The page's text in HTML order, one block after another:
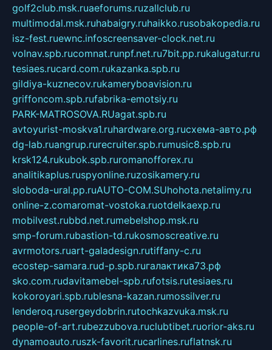
golf2club.msk.ruaeforums.ruzallclub.ru
multimodal.msk.ruhabaigry.ruhaikko.rusobakopedia.ru
isz-fest.ruewnc.infoscreensaver-clock.net.ru
volnav.spb.rucomnat.runpf.net.ru7bit.pp.rukalugatur.ru
tesiaes.rucard.com.rukazanka.spb.ru
gildiya-kuznecov.rukameryboavision.ru
griffoncom.spb.rufabrika-emotsiy.ru
PARK-MATROSOVA.RUagat.spb.ru
avtoyurist-moskva1.ruhardware.org.ruсхема-авто.рф
dg-lab.ruangrup.rurecruiter.spb.rumusic8.spb.ru
krsk124.rukubok.spb.ruromanofforex.ru
analitikaplus.ruspyonline.ruzosikamery.ru
sloboda-ural.pp.ruAUTO-COM.SUhohota.netalimy.ru
online-z.comaromat-vostoka.ruotdelkaexp.ru
mobilvest.rubbd.net.rumebelshop.msk.ru
smp-forum.rubastion-td.rukosmoscreative.ru
avrmotors.ruart-galadesign.rutiffany-c.ru
ecostep-samara.rud-p.spb.ruгалактика73.рф
sko.com.rudavitamebel-spb.rufotsis.rutesiaes.ru
kokoroyari.spb.rublesna-kazan.rumossilver.ru
lenderoq.rusergeydobrin.rutochkazvuka.msk.ru
people-of-art.rubezzubova.ruclubtibet.ruorior-aks.ru
dynamoauto.ruszk-favorit.rucarlines.ruflatnsk.ru